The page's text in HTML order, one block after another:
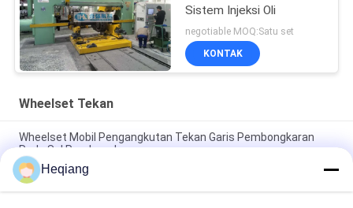
Sistem Injeksi Oli
negotiable MOQ:Satu set
KONTAK
Wheelset Tekan
Wheelset Mobil Pengangkutan Tekan Garis Pembongkaran
Roda Sel Pembongkaran
Bengkel Kereta Api 3000kN Wheelset Turunkan Tekan Roda
Φ1250mm
Heqiang